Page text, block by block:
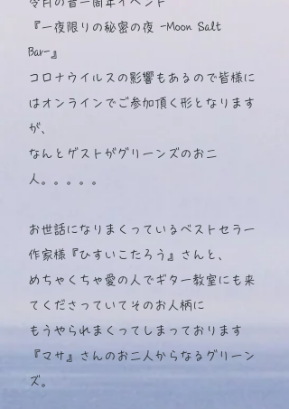
『一夜限りの秘密の夜 -Moon Salt
Bar-』
コロナウイルスの影響もあるので皆様に
はオンラインでご参加頂く形となります
が、
なんとゲストがグリーンズのお二
人。。。。。
お世話になりまくっているベストセラー
作家様『ひすいこたろう』さんと、
めちゃくちゃ愛の人でギター教室にも来
てくださっていてそのお人柄に
もうやられまくってしまっております
『マサ』さんのお二人からなるグリーン
ズ。